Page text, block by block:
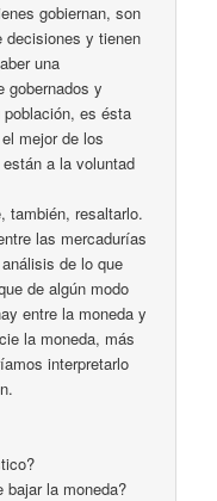
gobiernan, son
decisiones y tienen
una
gobernados y
es ésta
mejor de los
a la voluntad
también, resaltarlo.
las mercadurías
de lo que
de algún modo
entre la moneda y
la moneda, más
interpretarlo
bajar la moneda?